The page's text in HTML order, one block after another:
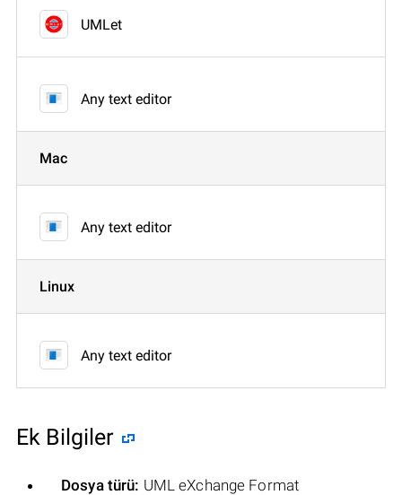
UMLet
Any text editor
Mac
Any text editor
Linux
Any text editor
Ek Bilgiler
Dosya türü: UML eXchange Format